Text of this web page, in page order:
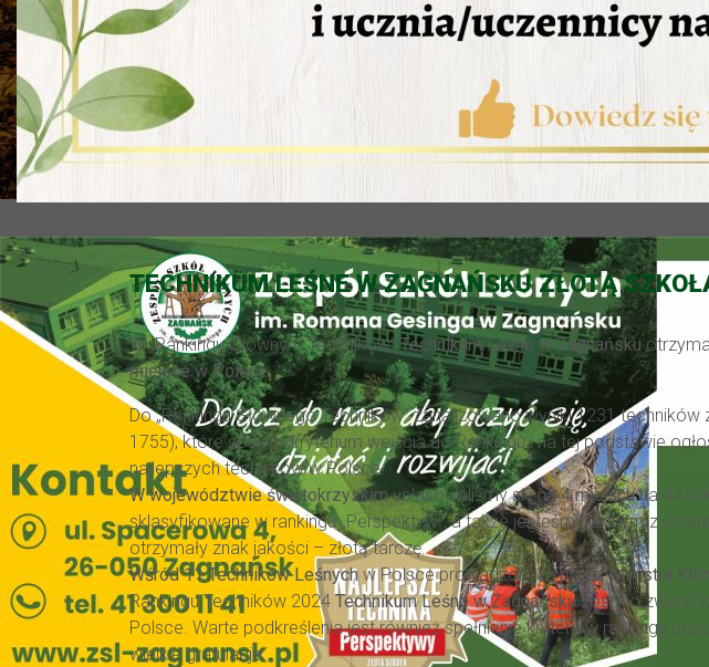
TECHNIKUM LEŚNE W ZAGNAŃSKU ZŁOTĄ
W „Rankingu Głównym Techników”Technikum Leśne w Zagnańsku
miejsce w Polsce.
Do „Rankingu Głównego Techników” zanalizowano wyniki 1231 techników
1755), które spełniły kryterium wejścia do Rankingu i na tej podstawie
najlepszych techników w Polsce.
W województwie świętokrzyskimuplasowaliśmy się na4 miejscuna 44
sklasyfikowane w rankingu „Perspektyw”, a także jesteśmy jednym z
otrzymały znak jakości – złotą tarczę.
Wśród 11 Techników Leśnychw Polsce prowadzonychprzez Ministra
Rankingu Techników 2024Technikum Leśne w Zagnańskuzostało
Polsce. Warte podkreślenia jest również spełnienie kryteriów rankingu
wielkie gratulacje.